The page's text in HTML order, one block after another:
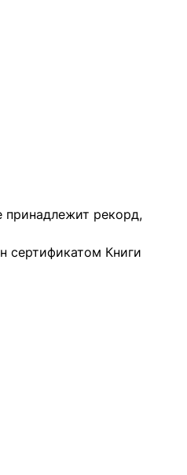
принадлежит рекорд,
сертификатом Книги